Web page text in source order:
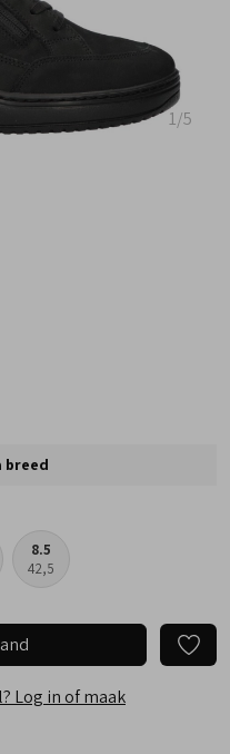
1/5
breed
8.5
42,5
Log in of maak